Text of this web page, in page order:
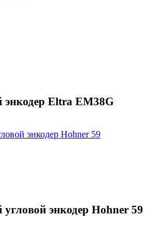
Eltra EM38G
энкодер Hohner 59